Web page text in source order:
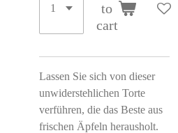
to
cart
Lassen Sie sich von dieser
unwiderstehlichen Torte
verführen, die das Beste aus
frischen Äpfeln herausholt.